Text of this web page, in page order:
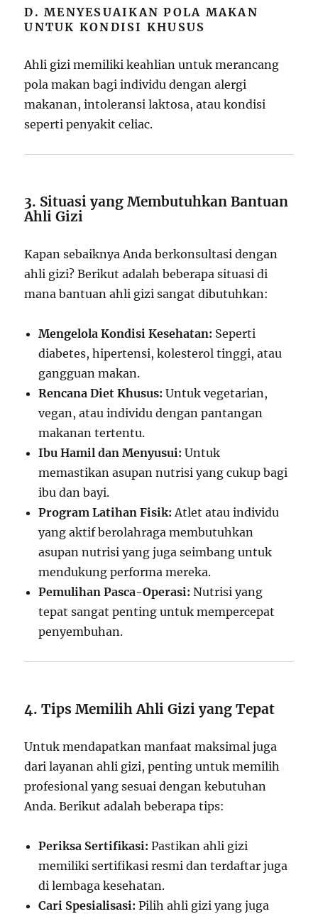
D. MENYESUAIKAN POLA MAKAN
UNTUK KONDISI KHUSUS
Ahli gizi memiliki keahlian untuk merancang
pola makan bagi individu dengan alergi
makanan, intoleransi laktosa, atau kondisi
seperti penyakit celiac.
3. Situasi yang Membutuhkan Bantuan
Ahli Gizi
Kapan sebaiknya Anda berkonsultasi dengan
ahli gizi? Berikut adalah beberapa situasi di
mana bantuan ahli gizi sangat dibutuhkan:
Mengelola Kondisi Kesehatan: Seperti
diabetes, hipertensi, kolesterol tinggi, atau
gangguan makan.
Rencana Diet Khusus: Untuk vegetarian,
vegan, atau individu dengan pantangan
makanan tertentu.
Ibu Hamil dan Menyusui: Untuk
memastikan asupan nutrisi yang cukup bagi
ibu dan bayi.
Program Latihan Fisik: Atlet atau individu
yang aktif berolahraga membutuhkan
asupan nutrisi yang juga seimbang untuk
mendukung performa mereka.
Pemulihan Pasca-Operasi: Nutrisi yang
tepat sangat penting untuk mempercepat
penyembuhan.
4. Tips Memilih Ahli Gizi yang Tepat
Untuk mendapatkan manfaat maksimal juga
dari layanan ahli gizi, penting untuk memilih
profesional yang sesuai dengan kebutuhan
Anda. Berikut adalah beberapa tips:
Periksa Sertifikasi: Pastikan ahli gizi
memiliki sertifikasi resmi dan terdaftar juga
di lembaga kesehatan.
Cari Spesialisasi: Pilih ahli gizi yang juga